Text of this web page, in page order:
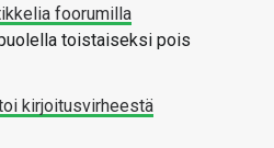
foorumilla
toistaiseksi pois
kirjoitusvirheestä